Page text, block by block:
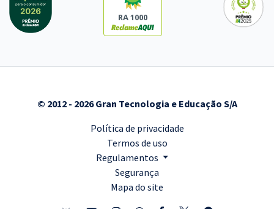
RA 1000
© 2012 - 2026 Gran Tecnologia e Educação S/A
Política de privacidade
Termos de uso
Regulamentos
Segurança
Mapa do site